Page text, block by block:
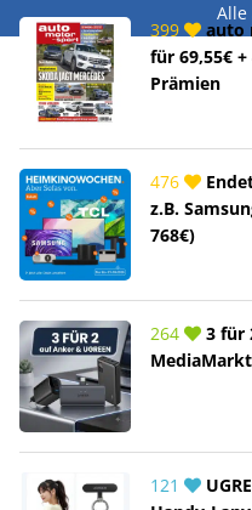
Alle
399
auto
für 69,55€
Prämien
476
z.B.
768€)
264
3 für
121